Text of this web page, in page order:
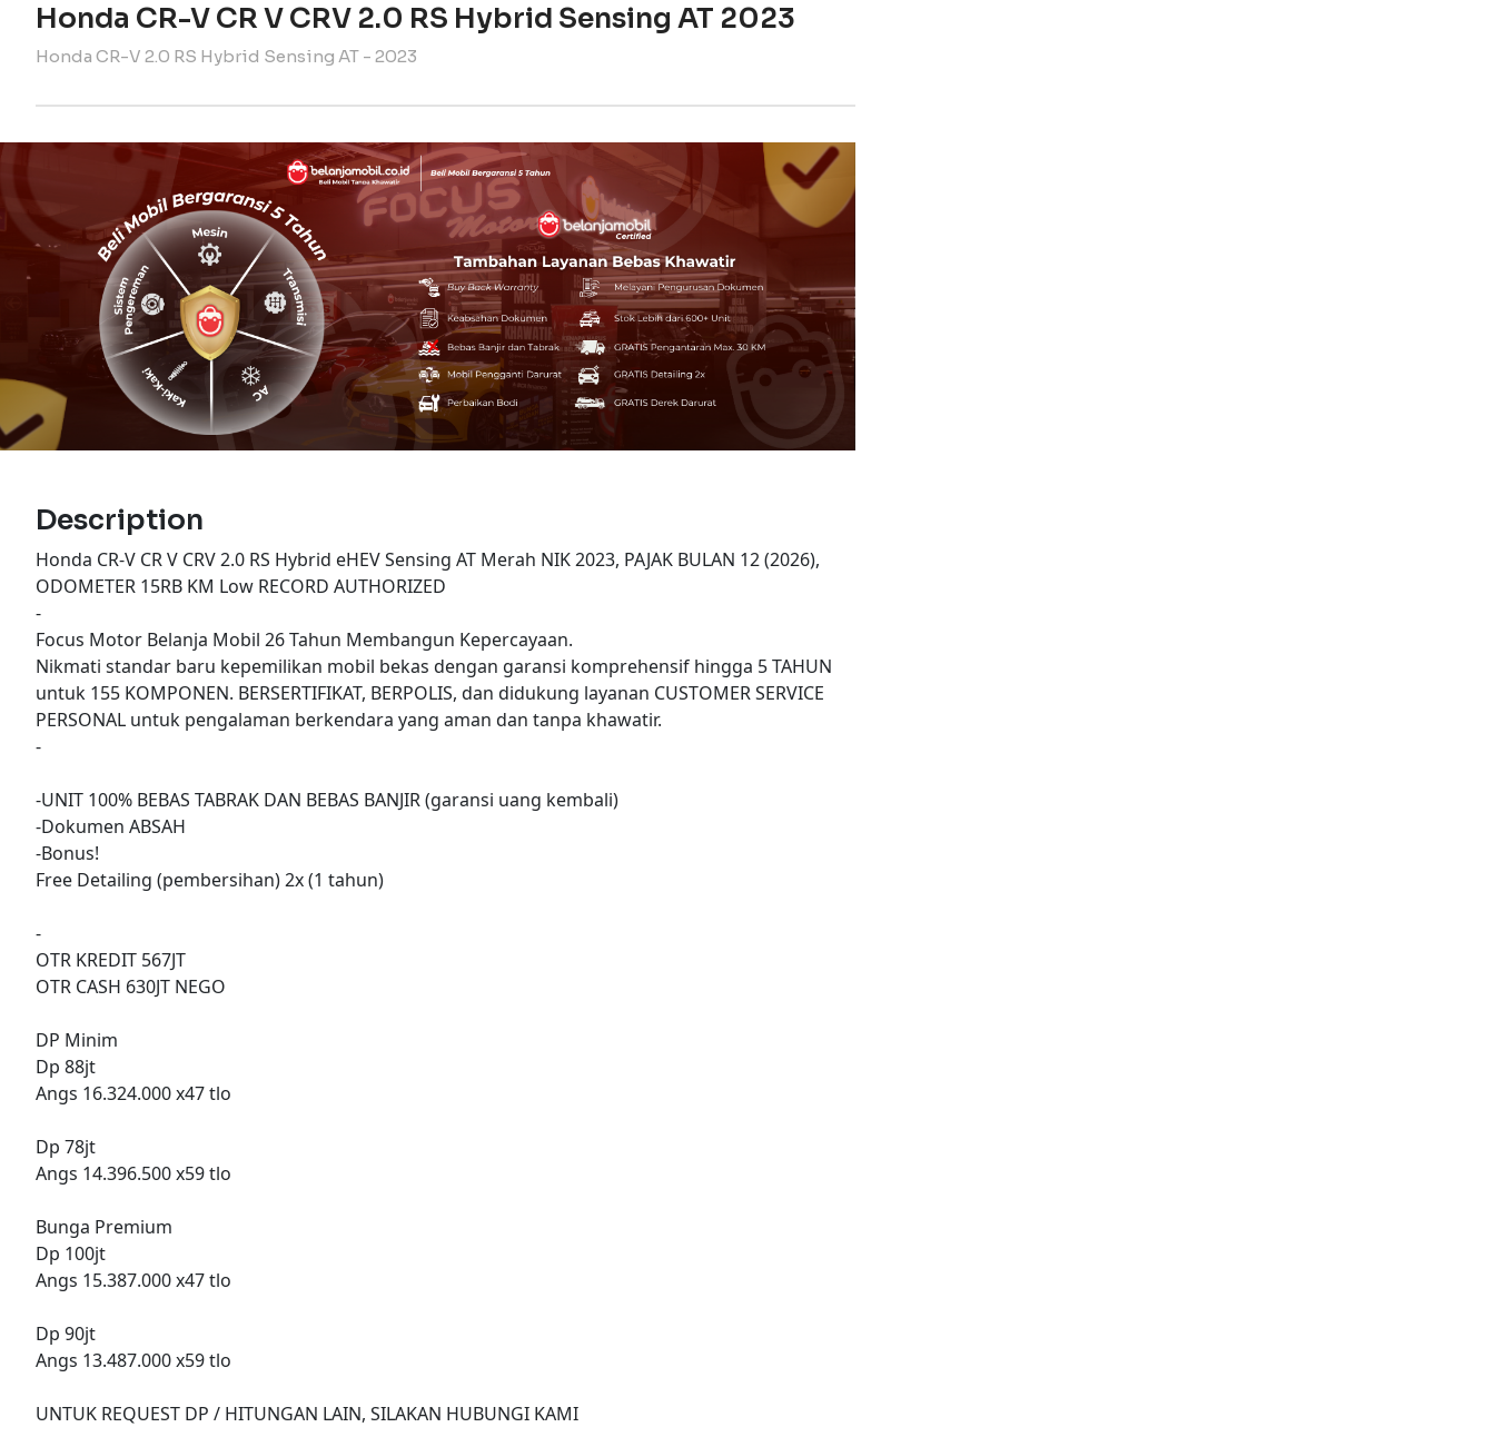
Honda CR-V CR V CRV 2.0 RS Hybrid Sensing AT 2023
Honda CR-V 2.0 RS Hybrid Sensing AT - 2023
Description
Honda CR-V CR V CRV 2.0 RS Hybrid eHEV Sensing AT Merah NIK 2023, PAJAK BULAN 12 (2026),
ODOMETER 15RB KM Low RECORD AUTHORIZED
-
Focus Motor Belanja Mobil 26 Tahun Membangun Kepercayaan.
Nikmati standar baru kepemilikan mobil bekas dengan garansi komprehensif hingga 5 TAHUN
untuk 155 KOMPONEN. BERSERTIFIKAT, BERPOLIS, dan didukung layanan CUSTOMER SERVICE
PERSONAL untuk pengalaman berkendara yang aman dan tanpa khawatir.
-
-UNIT 100% BEBAS TABRAK DAN BEBAS BANJIR (garansi uang kembali)
-Dokumen ABSAH
-Bonus!
Free Detailing (pembersihan) 2x (1 tahun)
-
OTR KREDIT 567JT
OTR CASH 630JT NEGO
DP Minim
Dp 88jt
Angs 16.324.000 x47 tlo
Dp 78jt
Angs 14.396.500 x59 tlo
Bunga Premium
Dp 100jt
Angs 15.387.000 x47 tlo
Dp 90jt
Angs 13.487.000 x59 tlo
UNTUK REQUEST DP / HITUNGAN LAIN, SILAKAN HUBUNGI KAMI